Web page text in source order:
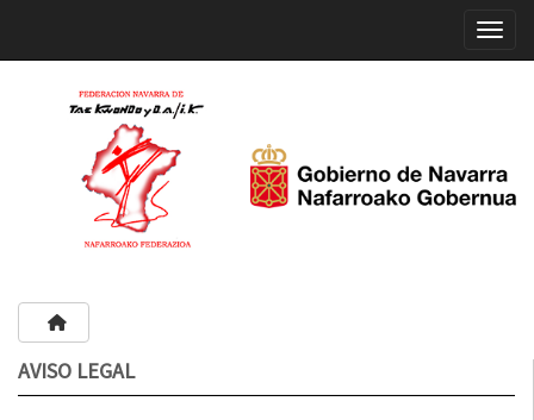
AVISO LEGAL